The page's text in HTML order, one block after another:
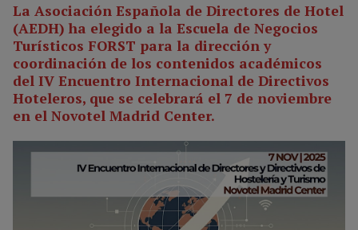
La Asociación Española de Directores de Hotel
(AEDH) ha elegido a la Escuela de Negocios
Turísticos FORST para la dirección y
coordinación de los contenidos académicos
del IV Encuentro Internacional de Directivos
Hoteleros, que se celebrará el 7 de noviembre
en el Novotel Madrid Center.